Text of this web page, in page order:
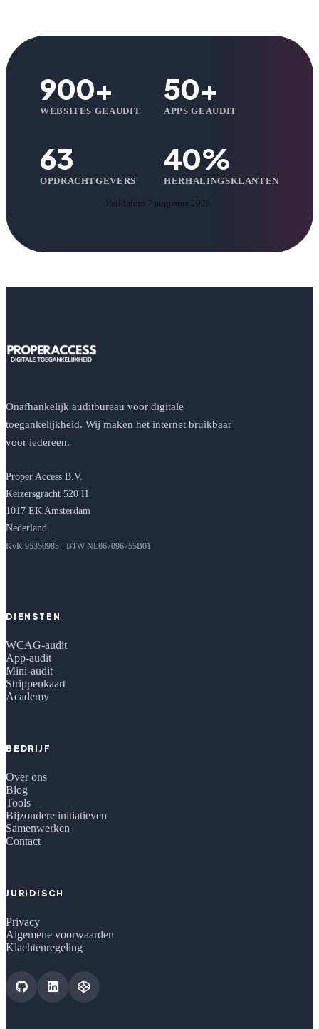
900+
WEBSITES GEAUDIT
50+
APPS GEAUDIT
63
OPDRACHTGEVERS
40%
HERHALINGSKLANTEN
Peildatum 7 augustus 2026.
Onafhankelijk auditbureau voor digitale
toegankelijkheid. Wij maken het internet bruikbaar
voor iedereen.
Proper Access B.V.
Keizersgracht 520 H
1017 EK Amsterdam
Nederland
KvK 95350985 · BTW NL867096755B01
DIENSTEN
WCAG-audit
App-audit
Mini-audit
Strippenkaart
Academy
BEDRIJF
Over ons
Blog
Tools
Bijzondere initiatieven
Samenwerken
Contact
JURIDISCH
Privacy
Algemene voorwaarden
Klachtenregeling